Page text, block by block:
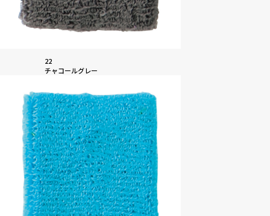
22
チャコールグレー